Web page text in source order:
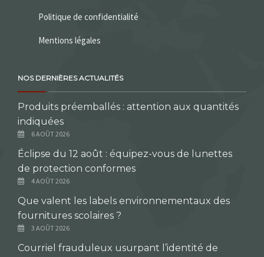
Politique de confidentialité
Mentions légales
NOS DERNIÈRES ACTUALITÉS
Produits préemballés : attention aux quantités
indiquées
6 AOÛT 2026
Éclipse du 12 août : équipez-vous de lunettes
de protection conformes
4 AOÛT 2026
Que valent les labels environnementaux des
fournitures scolaires ?
3 AOÛT 2026
Courriel frauduleux usurpant l’identité de